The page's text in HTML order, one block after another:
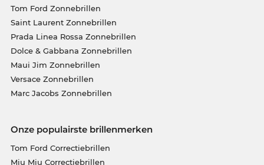
Tom Ford Zonnebrillen
Saint Laurent Zonnebrillen
Prada Linea Rossa Zonnebrillen
Dolce & Gabbana Zonnebrillen
Maui Jim Zonnebrillen
Versace Zonnebrillen
Marc Jacobs Zonnebrillen
Onze populairste brillenmerken
Tom Ford Correctiebrillen
Miu Miu Correctiebrillen